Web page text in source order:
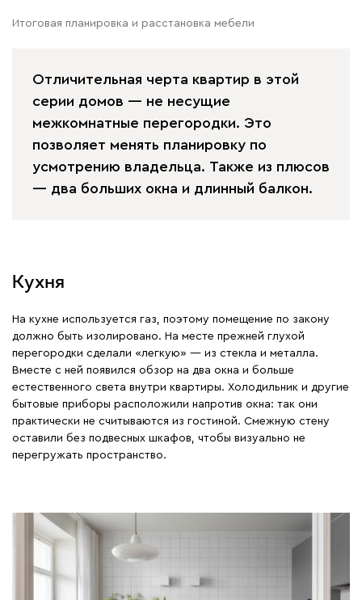
Итоговая планировка и расстановка мебели
Отличительная черта квартир в этой
серии домов — не несущие
межкомнатные перегородки. Это
позволяет менять планировку по
усмотрению владельца. Также из плюсов
— два больших окна и длинный балкон.
Кухня
На кухне используется газ, поэтому помещение по закону
должно быть изолировано. На месте прежней глухой
перегородки сделали «легкую» — из стекла и металла.
Вместе с ней появился обзор на два окна и больше
естественного света внутри квартиры. Холодильник и другие
бытовые приборы расположили напротив окна: так они
практически не считываются из гостиной. Смежную стену
оставили без подвесных шкафов, чтобы визуально не
перегружать пространство.